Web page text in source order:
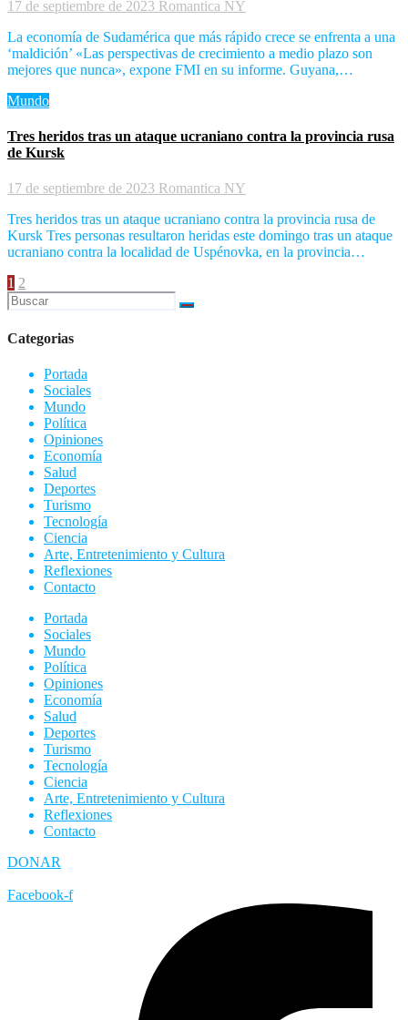
17 de septiembre de 2023 Romantica NY
La economía de Sudamérica que más rápido crece se enfrenta a una
‘maldición’ «Las perspectivas de crecimiento a medio plazo son
mejores que nunca», expone FMI en su informe. Guyana,…
Mundo
Tres heridos tras un ataque ucraniano contra la provincia rusa
de Kursk
17 de septiembre de 2023 Romantica NY
Tres heridos tras un ataque ucraniano contra la provincia rusa de
Kursk Tres personas resultaron heridas este domingo tras un ataque
ucraniano contra la localidad de Uspénovka, en la provincia…
Paginación
de
entradas
1 2
Categorias
Portada
Sociales
Mundo
Política
Opiniones
Economía
Salud
Deportes
Turismo
Tecnología
Ciencia
Arte, Entretenimiento y Cultura
Reflexiones
Contacto
Portada
Sociales
Mundo
Política
Opiniones
Economía
Salud
Deportes
Turismo
Tecnología
Ciencia
Arte, Entretenimiento y Cultura
Reflexiones
Contacto
DONAR
Facebook-f